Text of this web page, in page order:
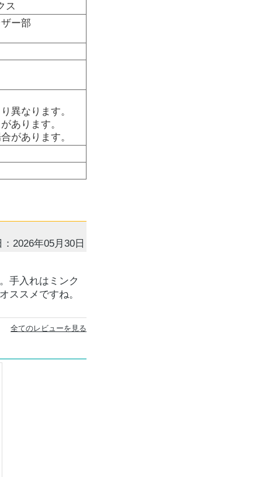
ス
ー部
異なります。
あります。
があります。
2026年05月30日
手入れはミンク
ススメですね。
全てのレビューを見る